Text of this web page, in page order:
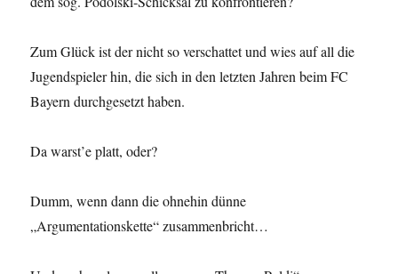
Zum Glück ist der nicht so verschattet und wies auf all die
Jugendspieler hin, die sich in den letzten Jahren beim FC
Bayern durchgesetzt haben.
Da warst’e platt, oder?
Dumm, wenn dann die ohnehin dünne
„Argumentationskette“ zusammenbricht…